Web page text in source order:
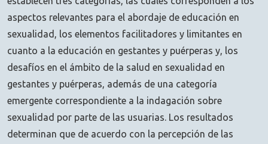
aspectos relevantes para el abordaje de educación en
sexualidad, los elementos facilitadores y limitantes en
cuanto a la educación en gestantes y puérperas y, los
desafíos en el ámbito de la salud en sexualidad en
gestantes y puérperas, además de una categoría
emergente correspondiente a la indagación sobre
sexualidad por parte de las usuarias. Los resultados
determinan que de acuerdo con la percepción de las